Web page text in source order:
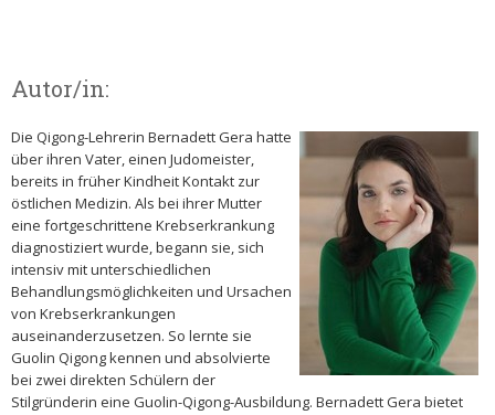
Autor/in:
Die Qigong-Lehrerin Bernadett Gera hatte
über ihren Vater, einen Judomeister,
bereits in früher Kindheit Kontakt zur
östlichen Medizin. Als bei ihrer Mutter
eine fortgeschrittene Krebserkrankung
diagnostiziert wurde, begann sie, sich
intensiv mit unterschiedlichen
Behandlungsmöglichkeiten und Ursachen
von Krebserkrankungen
auseinanderzusetzen. So lernte sie
Guolin Qigong kennen und absolvierte
bei zwei direkten Schülern der
Stilgründerin eine Guolin-Qigong-Ausbildung. Bernadett Gera bietet